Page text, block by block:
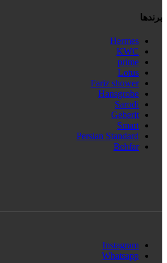
برندها
Hermes
KWC
prime
Lotus
Fariz shower
Hansgrobe
Sarodi
Geberit
Smart
Persian Standard
Behfar
Instagram
Whatsapp